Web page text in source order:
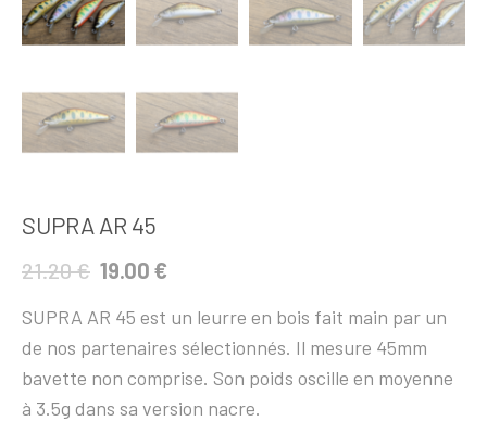
SUPRA AR 45
21.20€ 19.00 €
SUPRA AR 45 est un leurre en bois fait main par un
de nos partenaires sélectionnés. Il mesure 45mm
bavette non comprise. Son poids oscille en moyenne
à 3.5g dans sa version nacre.